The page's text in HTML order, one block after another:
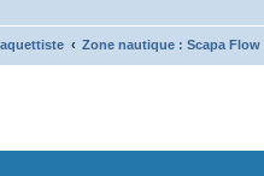
Zone nautique : Scapa Flow